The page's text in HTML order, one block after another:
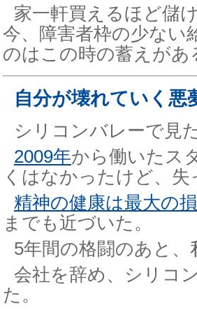
家一軒買えるほど儲
今、障害者枠の少ない
のはこの時の蓄えがあ
自分が壊れていく悪
シリコンバレーで見
2009年から働いたス
くはなかったけど、
精神の健康は最大の
までも近づいた。
5年間の格闘のあと
会社を辞め、シリコ
た。